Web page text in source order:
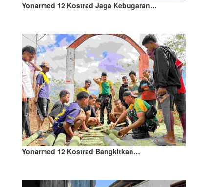
Yonarmed 12 Kostrad Jaga Kebugaran…
Yonarmed 12 Kostrad Bangkitkan…